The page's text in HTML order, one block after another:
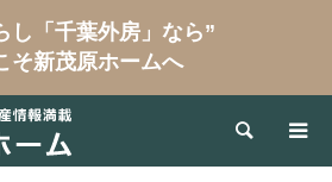
し「千葉外房」なら”
そ新茂原ホームへ
検索